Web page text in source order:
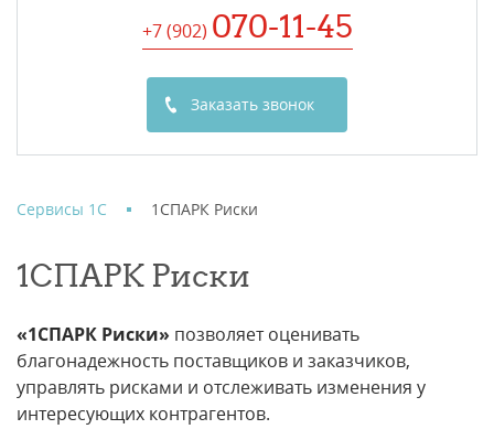
+7 (902) 070-11-45
Заказать звонок
Сервисы 1С 1CПАРК Риски
1CПАРК Риски
«1СПАРК Риски» позволяет оценивать
благонадежность поставщиков и заказчиков,
управлять рисками и отслеживать изменения у
интересующих контрагентов.